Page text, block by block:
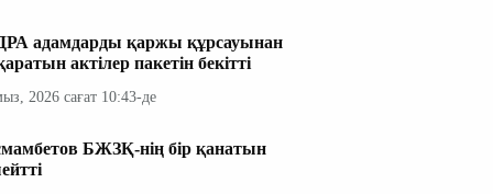
адамдарды қаржы құрсауынан
актілер пакетін бекітті
2026 сағат 10:43-де
БЖЗҚ-нің бір қанатын